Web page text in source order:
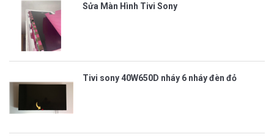
Sửa Màn Hình Tivi Sony
Tivi sony 40W650D nháy 6 nháy đèn đỏ